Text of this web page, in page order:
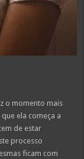
o momento mais
ela começa a
de estar
processo
ficam com